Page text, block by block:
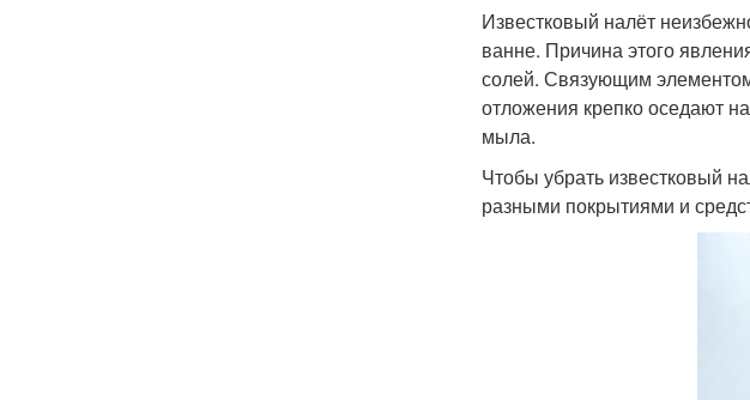
Известковый налёт
ванне. Причина этого
солей. Связующим
отложения крепко оседают
мыла.
Чтобы убрать известковый
разными покрытиями и